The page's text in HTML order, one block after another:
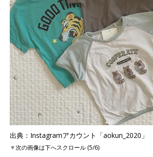
出典：Instagramアカウント「aokun_2020」
▼次の画像は下へスクロール (5/6)